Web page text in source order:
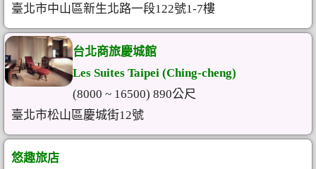
臺北市中山區新生北路一段122號1-7樓
台北商旅慶城館
Les Suites Taipei (Ching-cheng)
(8000 ~ 16500) 890公尺
臺北市松山區慶城街12號
悠趣旅店